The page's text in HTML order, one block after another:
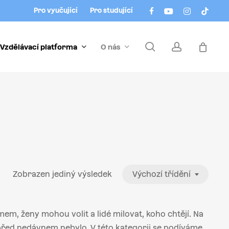
facebookyoutubeinstagram
tiktok
Pro vyučující Pro studující
Vzdělávací platforma O nás searchaccount
Zobrazen jediný výsledek Výchozí třídění
ženy mohou volit a lidé milovat, koho chtějí. Na
Menu